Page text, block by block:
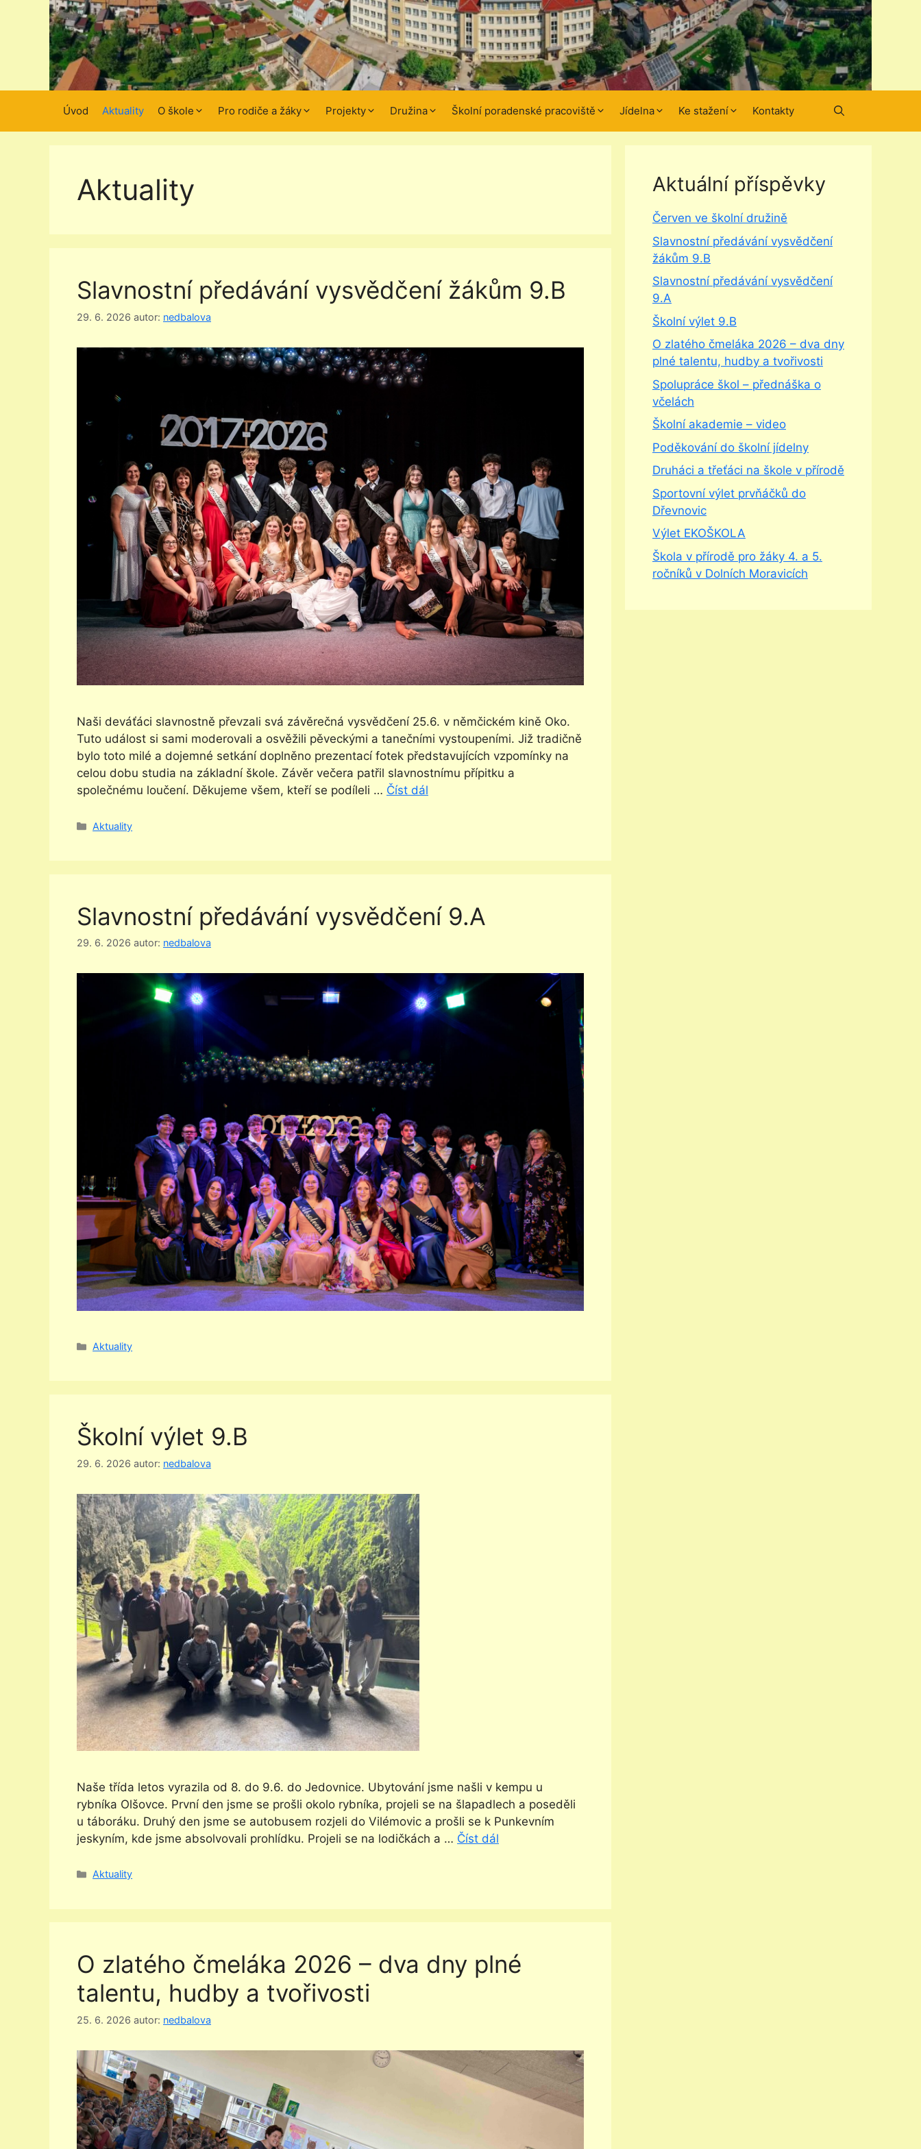
Úvod Aktuality O škole Pro rodiče a žáky Projekty Družina Školní poradenské pracoviště Jídelna Ke stažení Kontakty
Aktuality
Slavnostní předávání vysvědčení žákům 9.B
29. 6. 2026 autor: nedbalova
Naši deváťáci slavnostně převzali svá závěrečná vysvědčení 25.6. v němčickém kině Oko.
Tuto událost si sami moderovali a osvěžili pěveckými a tanečními vystoupeními. Již tradičně
bylo toto milé a dojemné setkání doplněno prezentací fotek představujících vzpomínky na
celou dobu studia na základní škole. Závěr večera patřil slavnostnímu přípitku a
společnému loučení. Děkujeme všem, kteří se podíleli … Číst dál
Rubriky
Aktuality
Slavnostní předávání vysvědčení 9.A
29. 6. 2026 autor: nedbalova
Rubriky
Aktuality
Školní výlet 9.B
29. 6. 2026 autor: nedbalova
Naše třída letos vyrazila od 8. do 9.6. do Jedovnice. Ubytování jsme našli v kempu u
rybníka Olšovce. První den jsme se prošli okolo rybníka, projeli se na šlapadlech a poseděli
u táboráku. Druhý den jsme se autobusem rozjeli do Vilémovic a prošli se k Punkevním
jeskyním, kde jsme absolvovali prohlídku. Projeli se na lodičkách a … Číst dál
Rubriky
Aktuality
O zlatého čmeláka 2026 – dva dny plné
talentu, hudby a tvořivosti
25. 6. 2026 autor: nedbalova
Aktuální příspěvky
Červen ve školní družině
Slavnostní předávání vysvědčení
žákům 9.B
Slavnostní předávání vysvědčení
9.A
Školní výlet 9.B
O zlatého čmeláka 2026 – dva dny
plné talentu, hudby a tvořivosti
Spolupráce škol – přednáška o
včelách
Školní akademie – video
Poděkování do školní jídelny
Druháci a třeťáci na škole v přírodě
Sportovní výlet prvňáčků do
Dřevnovic
Výlet EKOŠKOLA
Škola v přírodě pro žáky 4. a 5.
ročníků v Dolních Moravicích